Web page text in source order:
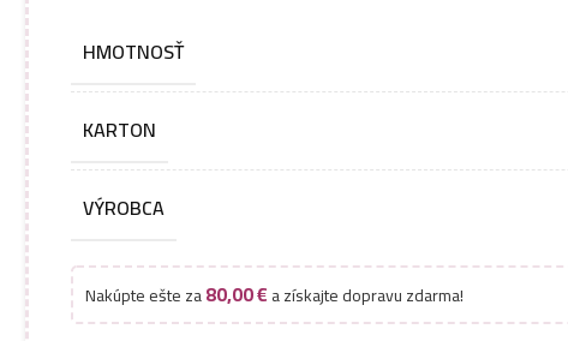
HMOTNOSŤ
KARTON
VÝROBCA
Nakúpte ešte za80,00€a získajte dopravu zdarma!